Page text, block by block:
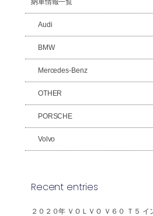
Audi
BMW
Mercedes-Benz
OTHER
PORSCHE
Volvo
Recent entries
２０２０年 ＶＯＬＶＯ Ｖ６０ Ｔ５